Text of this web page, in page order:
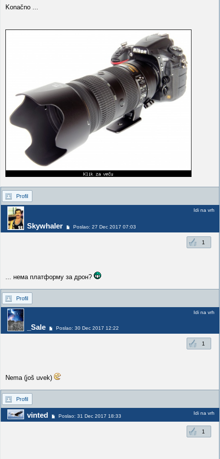
Konačno ...
Profil
Skywhaler Poslao: 27 Dec 2017 07:03
Idi na vrh
1
... нема платформу за дрон?
Profil
_Sale Poslao: 30 Dec 2017 12:22
Idi na vrh
1
Nema (još uvek)
Profil
vinted Poslao: 31 Dec 2017 18:33
Idi na vrh
1